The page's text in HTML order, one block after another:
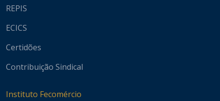
REPIS
ECICS
Certidões
Contribuição Sindical
Instituto Fecomércio